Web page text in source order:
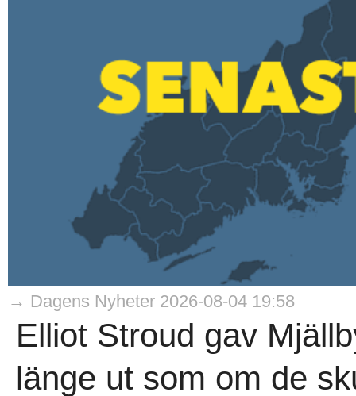
→ Dagens Nyheter 2026-08-04 19:58
Elliot Stroud gav
länge ut som om de